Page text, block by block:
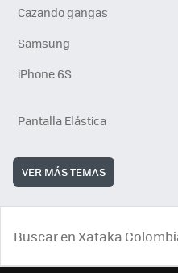
Cazando gangas
Samsung
iPhone 6S
Pantalla Elástica
VER MÁS TEMAS